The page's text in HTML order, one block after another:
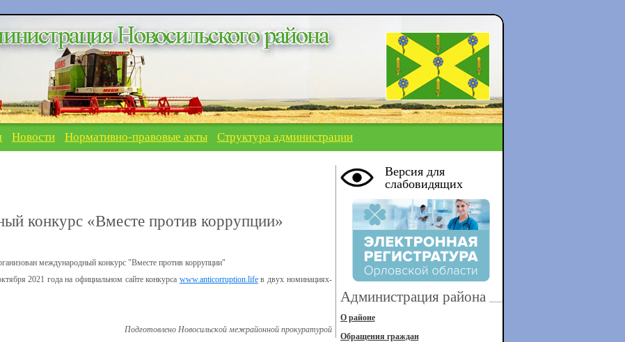
Новости Нормативно-правовые акты Структура администрации
конкурс «Вместе против коррупции»
международный конкурс "Вместе против коррупции"
2021 года на официальном сайте конкурса www.anticorruption.lifeв двух номинациях-
Подготовлено Новосильской межрайонной прокуратурой
Версия для
слабовидящих
Администрация района
О районе
Обращения граждан